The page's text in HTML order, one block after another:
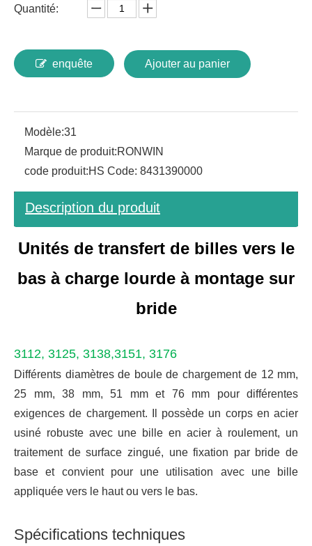
Quantité:
enquête Ajouter au panier
Modèle:31
Marque de produit:RONWIN
code produit:HS Code: 8431390000
Description du produit
Unités de transfert de billes vers le
bas à charge lourde à montage sur
bride
3112, 3125, 3138,3151, 3176
Différents diamètres de boule de chargement de 12 mm,
25 mm, 38 mm, 51 mm et 76 mm pour différentes
exigences de chargement. Il possède un corps en acier
usiné robuste avec une bille en acier à roulement, un
traitement de surface zingué, une fixation par bride de
base et convient pour une utilisation avec une bille
appliquée vers le haut ou vers le bas.
Spécifications techniques